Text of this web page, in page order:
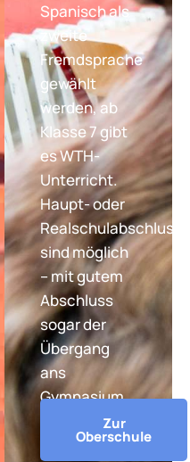
Spanisch als
zweite
Fremdsprache
gewählt
werden, ab
Klasse 7 gibt
es WTH-
Unterricht.
Haupt- oder
Realschulabschluss
sind möglich
– mit gutem
Abschluss
sogar der
Übergang
ans
Gymnasium.
Zur
Oberschule